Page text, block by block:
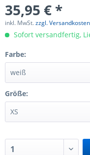
35,95 € *
inkl. MwSt.zzgl. Versandkosten
Sofort versandfertig,
Farbe:
Größe: